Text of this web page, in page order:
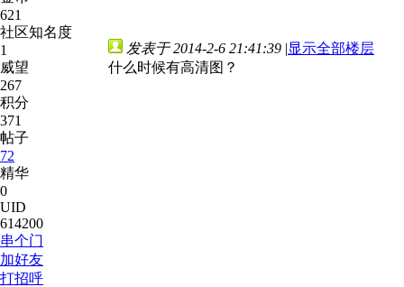
621
社区知名度
1
威望
267
积分
371
帖子
72
精华
0
UID
614200
串个门
加好友
打招呼
发表于 2014-2-6 21:41:39 |显示全部楼层
什么时候有高清图？